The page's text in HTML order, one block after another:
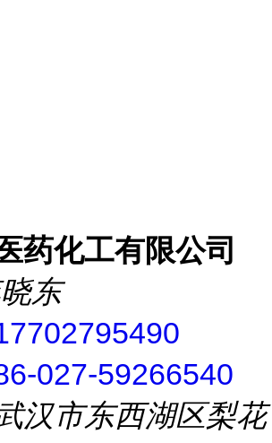
药化工有限公司
东
027-59266540
汉市东西湖区梨花